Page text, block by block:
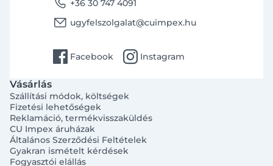
+36 30 747 4091
email ugyfelszolgalat@cuimpex.hu
facebook Facebook instagram Instagram
Vásárlás
Szállítási módok, költségek
Fizetési lehetőségek
Reklamáció, termékvisszaküldés
CU Impex áruházak
Általános Szerződési Feltételek
Gyakran ismételt kérdések
Fogyasztói elállás